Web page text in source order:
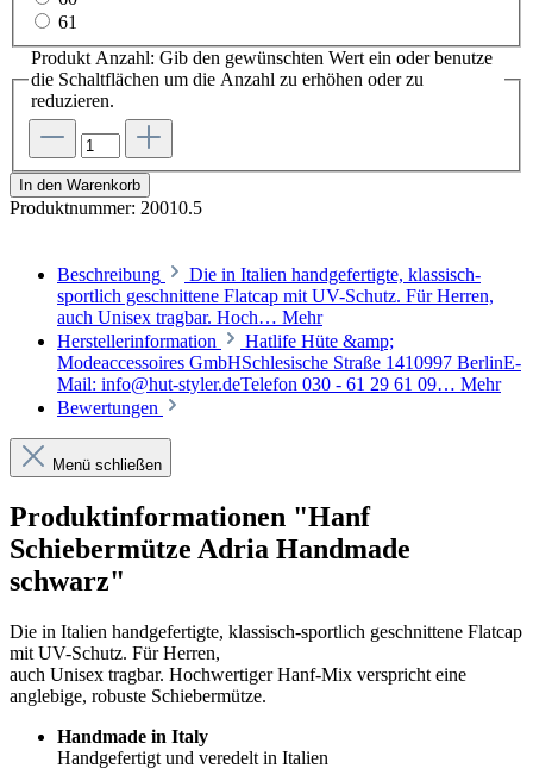
61
Produkt Anzahl: Gib den gewünschten Wert ein oder benutze
die Schaltflächen um die Anzahl zu erhöhen oder zu
reduzieren.
In den Warenkorb
Produktnummer: 20010.5
Beschreibung
Die in Italien handgefertigte, klassisch-
sportlich geschnittene Flatcap mit UV-Schutz. Für Herren,
auch Unisex tragbar. Hoch… Mehr
Herstellerinformation
Hatlife Hüte &amp;
Modeaccessoires GmbHSchlesische Straße 1410997 BerlinE-
Mail: info@hut-styler.deTelefon 030 - 61 29 61 09… Mehr
Bewertungen
Menü schließen
Produktinformationen "Hanf
Schiebermütze Adria Handmade
schwarz"
Die in Italien handgefertigte, klassisch-sportlich geschnittene Flatcap
mit UV-Schutz. Für Herren,
auch Unisex tragbar. Hochwertiger Hanf-Mix verspricht eine
anglebige, robuste Schiebermütze.
Handmade in Italy
Handgefertigt und veredelt in Italien